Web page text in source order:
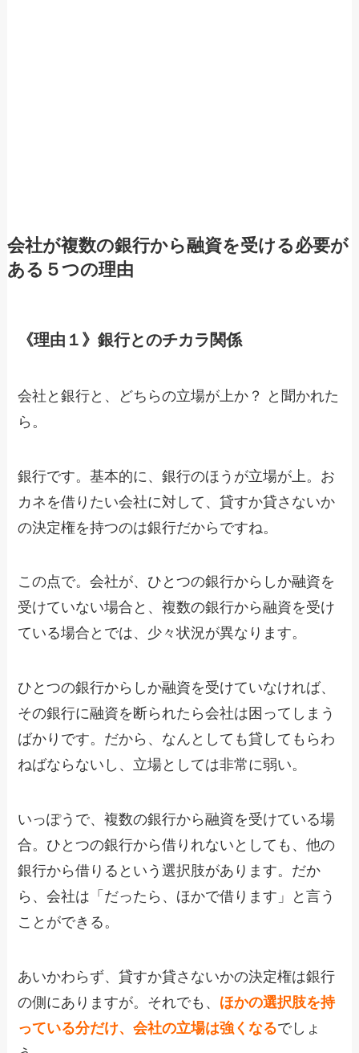
会社が複数の銀行から融資を受ける必要が
ある５つの理由
《理由１》銀行とのチカラ関係
会社と銀行と、どちらの立場が上か？ と聞かれた
ら。
銀行です。基本的に、銀行のほうが立場が上。お
カネを借りたい会社に対して、貸すか貸さないか
の決定権を持つのは銀行だからですね。
この点で。会社が、ひとつの銀行からしか融資を
受けていない場合と、複数の銀行から融資を受け
ている場合とでは、少々状況が異なります。
ひとつの銀行からしか融資を受けていなければ、
その銀行に融資を断られたら会社は困ってしまう
ばかりです。だから、なんとしても貸してもらわ
ねばならないし、立場としては非常に弱い。
いっぽうで、複数の銀行から融資を受けている場
合。ひとつの銀行から借りれないとしても、他の
銀行から借りるという選択肢があります。だか
ら、会社は「だったら、ほかで借ります」と言う
ことができる。
あいかわらず、貸すか貸さないかの決定権は銀行
の側にありますが。それでも、 ほかの選択肢を持
っている分だけ、会社の立場は強くなるでしょ